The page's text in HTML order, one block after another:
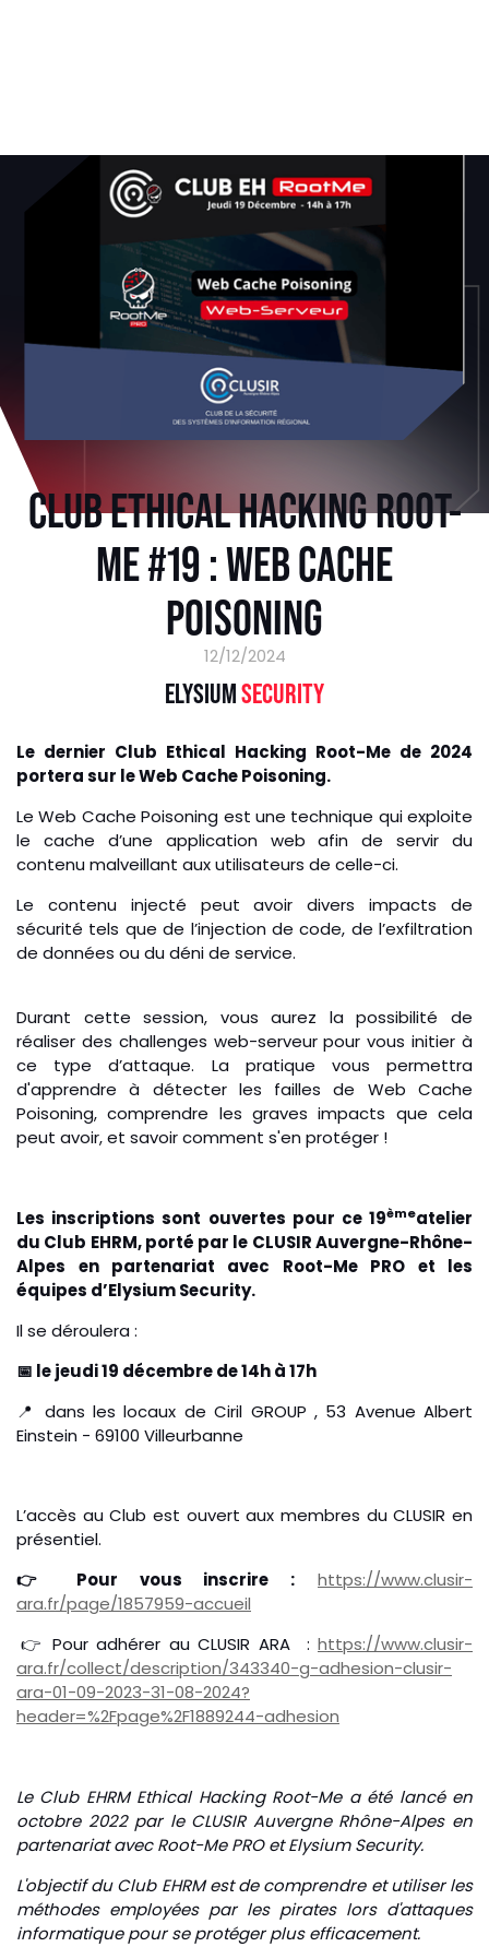
CLUB ETHICAL HACKING ROOT-
ME #19 : WEB CACHE
POISONING
12/12/2024
ELYSIUMSECURITY
Le dernier Club Ethical Hacking Root-Me de 2024
portera sur le Web Cache Poisoning.
Le Web Cache Poisoning est une technique qui exploite
le cache d’une application web afin de servir du
contenu malveillant aux utilisateurs de celle-ci.
Le contenu injecté peut avoir divers impacts de
sécurité tels que de l’injection de code, de l’exfiltration
de données ou du déni de service.
Durant cette session, vous aurez la possibilité de
réaliser des challenges web-serveur pour vous initier à
ce type d’attaque. La pratique vous permettra
d'apprendre à détecter les failles de Web Cache
Poisoning, comprendre les graves impacts que cela
peut avoir, et savoir comment s'en protéger !
Les inscriptions sont ouvertes pour ce 19èmeatelier
du Club EHRM, porté par le CLUSIR Auvergne-Rhône-
Alpes
en partenariat avec Root-Me PRO et les
équipes d’Elysium Security.
Il se déroulera :
📅 le jeudi 19 décembre de 14h à 17h
📍 dans les locaux de Ciril GROUP , 53 Avenue Albert
Einstein - 69100 Villeurbanne
L’accès au Club est ouvert aux membres du CLUSIR en
présentiel.
👉 Pour vous inscrire :
https://www.clusir-
ara.fr/page/1857959-accueil
👉 Pour adhérer au CLUSIR ARA : https://www.clusir-
ara.fr/collect/description/343340-g-adhesion-clusir-
ara-01-09-2023-31-08-2024?
header=%2Fpage%2F1889244-adhesion
Le Club EHRM Ethical Hacking Root-Me a été lancé en
octobre 2022 par le CLUSIR Auvergne Rhône-Alpes en
partenariat avec Root-Me PRO et Elysium Security.
L'objectif du Club EHRM est de comprendre et utiliser les
méthodes employées par les pirates lors d'attaques
informatique pour se protéger plus efficacement.